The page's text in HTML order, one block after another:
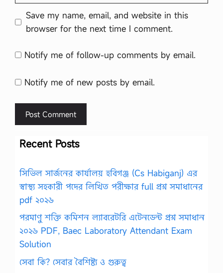
Save my name, email, and website in this
browser for the next time I comment.
Notify me of follow-up comments by email.
Notify me of new posts by email.
Recent Posts
সিভিল সার্জনের কার্যালয় হবিগঞ্জ (Cs Habiganj) এর
স্বাস্থ্য সহকারী পদের লিখিত পরীক্ষার full প্রশ্ন সমাধানের
pdf ২০২৬
পরমাণু শক্তি কমিশন ল্যাবরেটরি এটেনডেন্ট প্রশ্ন সমাধান
২০২৬ PDF, Baec Laboratory Attendant Exam
Solution
সেবা কি? সেবার বৈশিষ্ট্য ও গুরুত্ব